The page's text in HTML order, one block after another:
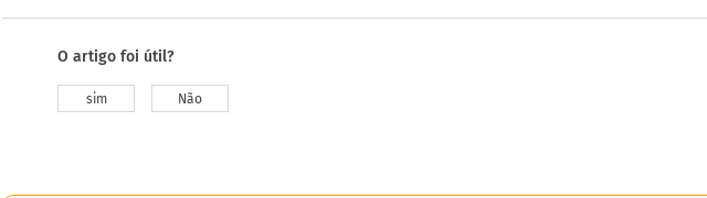
O artigo foi útil?
sim Não